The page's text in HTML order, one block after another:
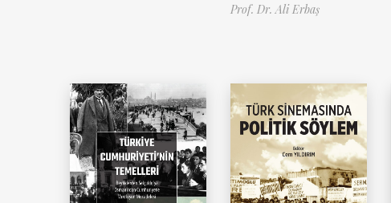
Prof. Dr. Ali Erbaş